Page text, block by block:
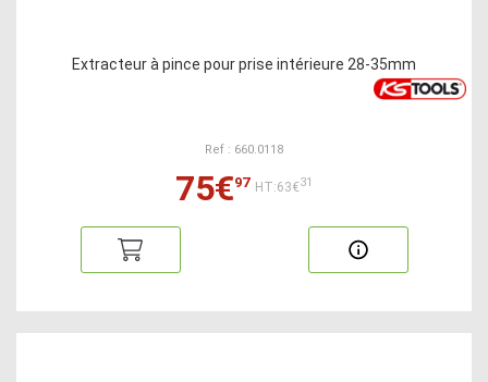
Extracteur à pince pour prise intérieure 28-35mm
Ref : 660.0118
75€97 HT:63€31